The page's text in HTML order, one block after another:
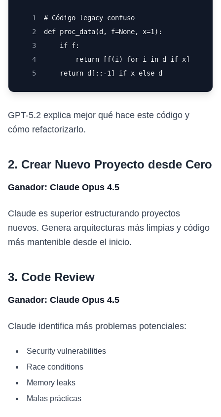
1
# Código legacy confuso
2
def proc_data(d, f=None, x=1):
3
    if f:
4
        return [f(i) for i in d if x]
5
    return d[::-1] if x else d
GPT-5.2 explica mejor qué hace este código y
cómo refactorizarlo.
2. Crear Nuevo Proyecto desde Cero
Ganador: Claude Opus 4.5
Claude es superior estructurando proyectos
nuevos. Genera arquitecturas más limpias y código
más mantenible desde el inicio.
3. Code Review
Ganador: Claude Opus 4.5
Claude identifica más problemas potenciales:
Security vulnerabilities
Race conditions
Memory leaks
Malas prácticas